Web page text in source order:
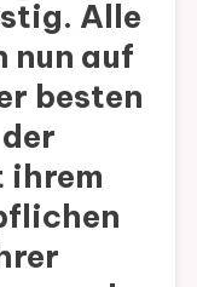
Alle
nun auf
besten
ihrem